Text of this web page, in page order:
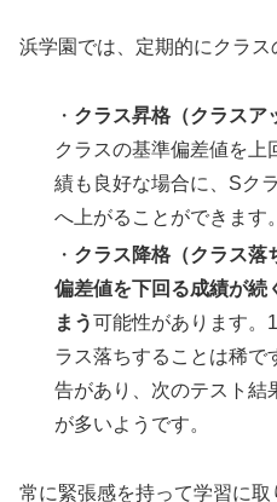
浜学園では、定期的にクラス
・ クラス昇格（クラスア
クラスの基準偏差値を上
績も良好な場合に、Sク
へ上がることができます。
・ クラス降格（クラス落
偏差値を下回る成績が続
まう可能性があります。
ラス落ちすることは稀で
告があり、次のテスト結
が多いようです。
常に緊張感を持って学習に